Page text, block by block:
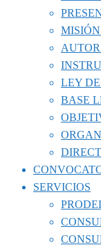
LEY
BASE
SERVICIOS